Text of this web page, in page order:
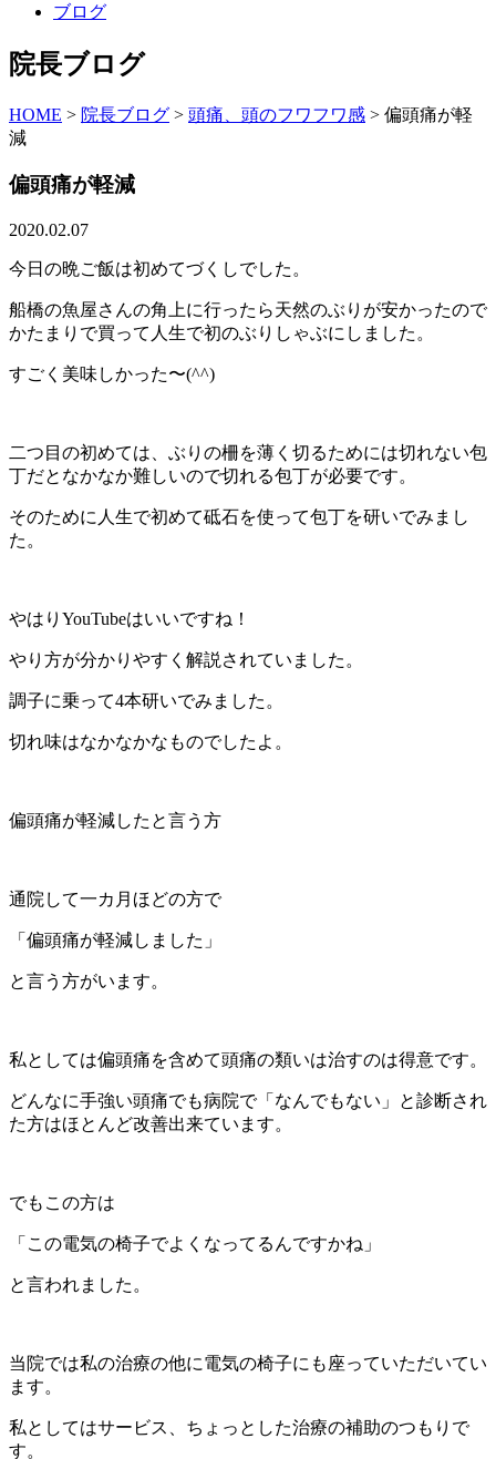
ブログ
院長ブログ
HOME > 院長ブログ > 頭痛、頭のフワフワ感 > 偏頭痛が軽
減
偏頭痛が軽減
2020.02.07
今日の晩ご飯は初めてづくしでした。
船橋の魚屋さんの角上に行ったら天然のぶりが安かったので
かたまりで買って人生で初のぶりしゃぶにしました。
すごく美味しかった〜(^^)
二つ目の初めては、ぶりの柵を薄く切るためには切れない包
丁だとなかなか難しいので切れる包丁が必要です。
そのために人生で初めて砥石を使って包丁を研いでみまし
た。
やはりYouTubeはいいですね！
やり方が分かりやすく解説されていました。
調子に乗って4本研いでみました。
切れ味はなかなかなものでしたよ。
偏頭痛が軽減したと言う方
通院して一カ月ほどの方で
「偏頭痛が軽減しました」
と言う方がいます。
私としては偏頭痛を含めて頭痛の類いは治すのは得意です。
どんなに手強い頭痛でも病院で「なんでもない」と診断され
た方はほとんど改善出来ています。
でもこの方は
「この電気の椅子でよくなってるんですかね」
と言われました。
当院では私の治療の他に電気の椅子にも座っていただいてい
ます。
私としてはサービス、ちょっとした治療の補助のつもりで
す。